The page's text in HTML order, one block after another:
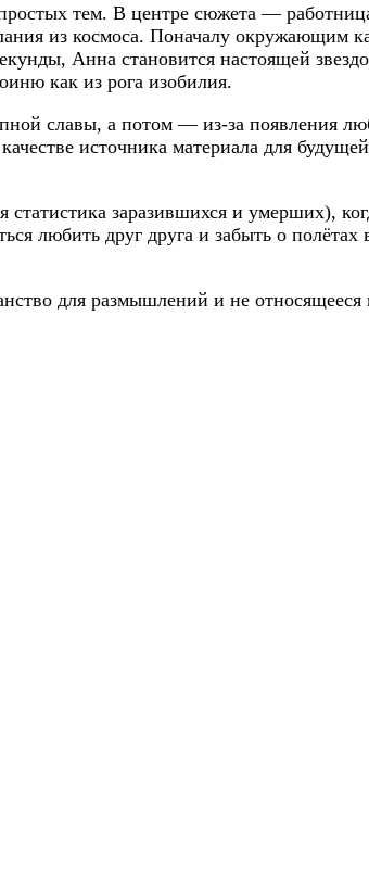
тем. В центре сюжета —
из космоса. Поначалу окружающим
Анна становится настоящей
как из рога изобилия.
славы, а потом — из-за появления
источника материала для
заразившихся и умерших),
любить друг друга и забыть о полётах
для размышлений и не относящееся